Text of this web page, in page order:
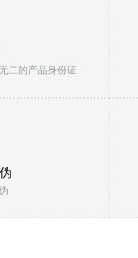
二的产品身份证